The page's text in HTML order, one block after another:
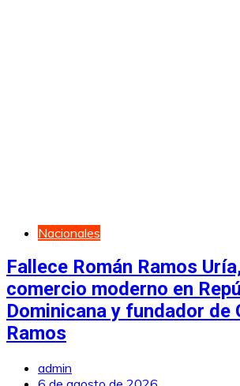
Nacionales
Fallece Román Ramos
comercio moderno en
Dominicana y fundador de
Ramos
admin